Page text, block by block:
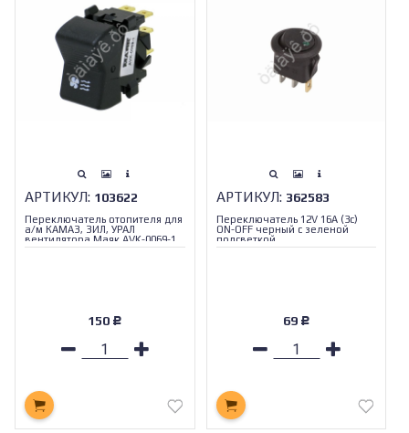
АРТИКУЛ: 103622
Переключатель отопителя для
а/м КАМАЗ, ЗИЛ, УРАЛ
вентилятора Маяк AVK-0069-1
150 Р
АРТИКУЛ: 362583
Переключатель 12V 16A (3c)
ON-OFF черный с зеленой
подсветкой
69 Р